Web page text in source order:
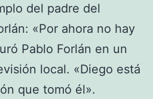
del padre del
«Por ahora no hay
Pablo Forlán en un
local. «Diego está
que tomó él».